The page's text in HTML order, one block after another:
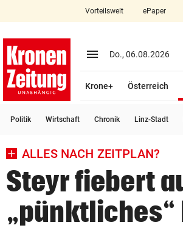
account_circle Anmelden
search
Suchbegriff
eingeben
Vorteilswelt ePaper
menu Menü aufklappen
Do., 06.08.2026
Krone+ Österreich
Politik Wirtschaft Chronik Linz-Stadt
ALLES NACH ZEITPLAN?
Steyr fiebert
„pünktliches“